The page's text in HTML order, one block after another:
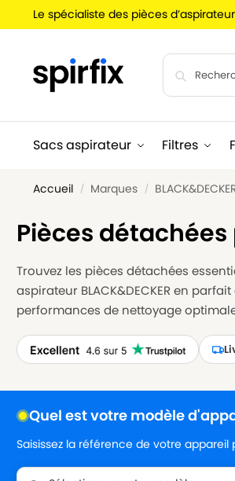
Le spécialiste des pièces
Sacs aspirateur Filtres
Accueil / Marques /
Pièces détachées
Trouvez les pièces détachées
aspirateur BLACK&DECKER en
performances de nettoyage
Quel est votre modèle
Saisissez la référence de votre